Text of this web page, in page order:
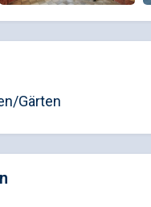
Gärten